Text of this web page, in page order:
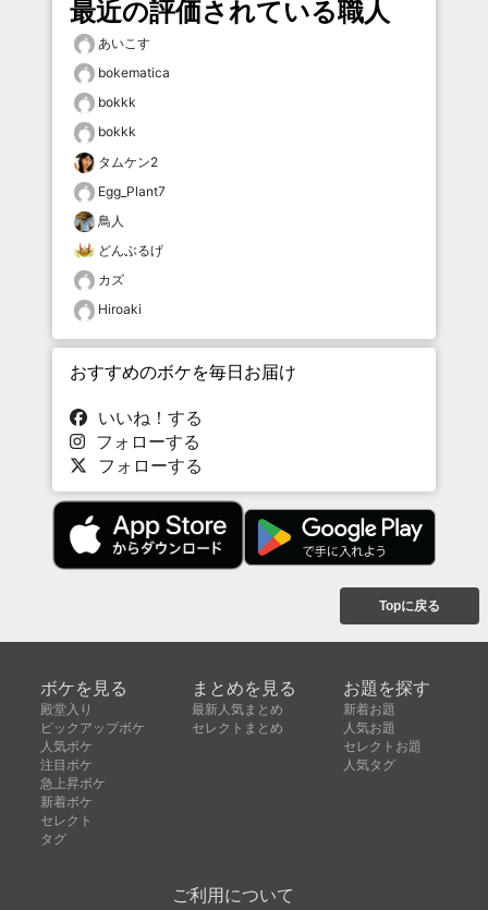
最近の評価されている職人
あいこす
bokematica
bokkk
bokkk
タムケン2
Egg_Plant7
鳥人
どんぶるげ
カズ
Hiroaki
おすすめのボケを毎日お届け
いいね！する
フォローする
フォローする
Topに戻る
ボケを見る
殿堂入り
ピックアップボケ
人気ボケ
注目ボケ
急上昇ボケ
新着ボケ
セレクト
タグ
まとめを見る
最新人気まとめ
セレクトまとめ
お題を探す
新着お題
人気お題
セレクトお題
人気タグ
ご利用について